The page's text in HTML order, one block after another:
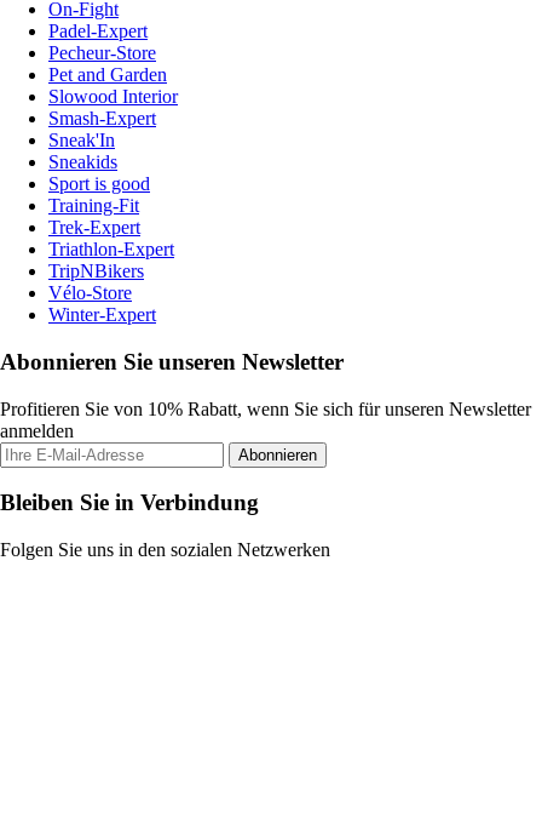
On-Fight
Padel-Expert
Pecheur-Store
Pet and Garden
Slowood Interior
Smash-Expert
Sneak'In
Sneakids
Sport is good
Training-Fit
Trek-Expert
Triathlon-Expert
TripNBikers
Vélo-Store
Winter-Expert
Abonnieren Sie unseren Newsletter
Profitieren Sie von 10% Rabatt, wenn Sie sich für unseren Newsletter
anmelden
Abonnieren
Bleiben Sie in Verbindung
Folgen Sie uns in den sozialen Netzwerken